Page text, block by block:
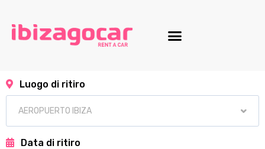
Luogo di ritiro
Data di ritiro